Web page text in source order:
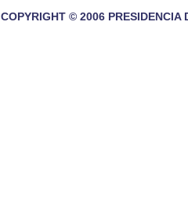
COPYRIGHT © 2006 PRESIDENCIA